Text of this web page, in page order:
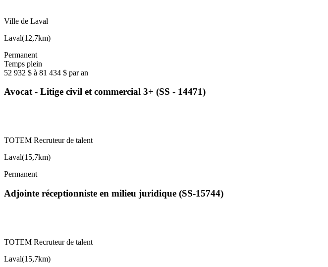
Ville de Laval
Laval(12,7km)
Permanent
Temps plein
52 932 $ à 81 434 $ par an
Avocat - Litige civil et commercial 3+ (SS - 14471)
TOTEM Recruteur de talent
Laval(15,7km)
Permanent
Adjointe réceptionniste en milieu juridique (SS-15744)
TOTEM Recruteur de talent
Laval(15,7km)